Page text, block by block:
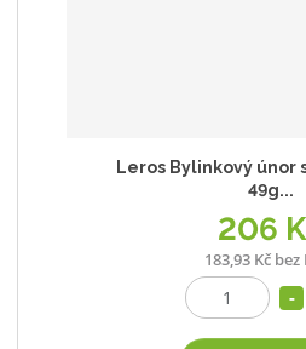
Leros Bylinkový únor
49g...
206
183,93 Kč bez